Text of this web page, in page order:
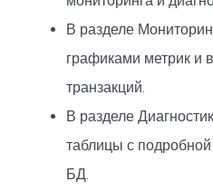
В разделе
графиками метрик и
транзакций.
В разделе
таблицы с
БД.